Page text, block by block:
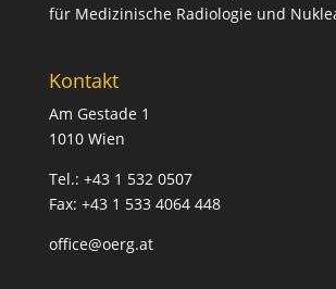
für Medizinische Radiologie und
Kontakt
Am Gestade 1
1010 Wien
Tel.: +43 1 532 0507
Fax: +43 1 533 4064 448
office@oerg.at